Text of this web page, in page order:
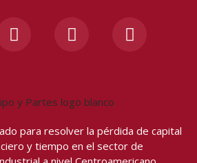
n
g
a
m
o
b
h
p
para resolver la pérdida de capital
y tiempo en el sector de